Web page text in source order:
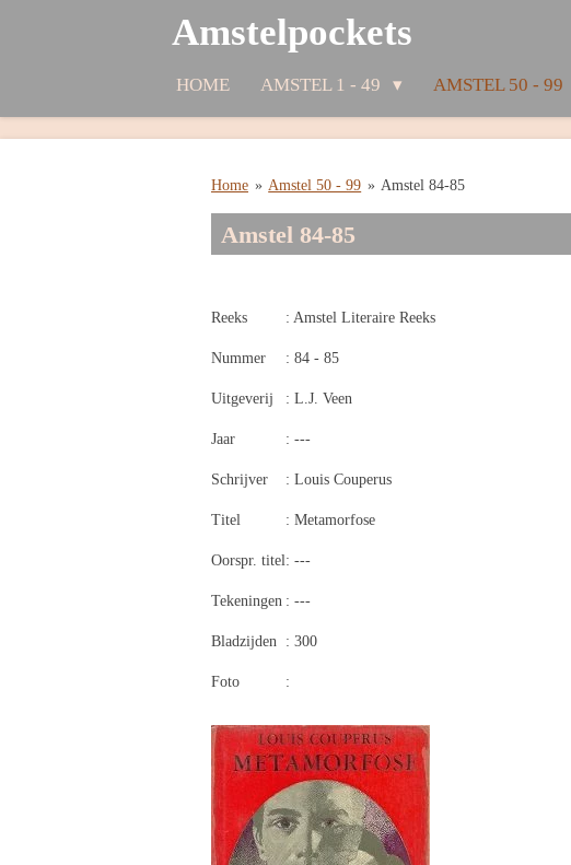
hoofdinhoud
Amstelpockets
HOME AMSTEL 1 - 49 AMSTEL 50 - 99
Home » Amstel 50 - 99 » Amstel 84-85
Amstel 84-85
Reeks : Amstel Literaire Reeks
Nummer : 84 - 85
Uitgeverij : L.J. Veen
Jaar : ---
Schrijver : Louis Couperus
Titel : Metamorfose
Oorspr. titel : ---
Tekeningen : ---
Bladzijden : 300
Foto :